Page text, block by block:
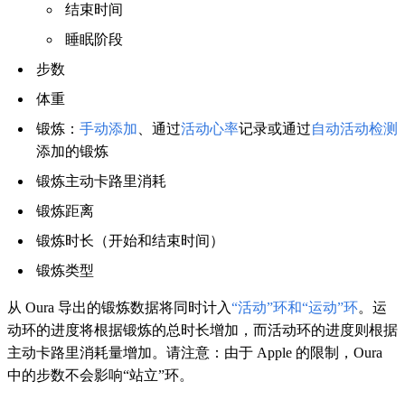
结束时间
睡眠阶段
步数
体重
锻炼： 手动添加 、通过活动心率记录或通过自动活动检测
添加的锻炼
锻炼主动卡路里消耗
锻炼距离
锻炼时长（开始和结束时间）
锻炼类型
从 Oura 导出的锻炼数据将同时计入“活动”环和“运动”环。运
动环的进度将根据锻炼的总时长增加，而活动环的进度则根据
主动卡路里消耗量增加。请注意：由于 Apple 的限制，Oura
中的步数不会影响“站立”环。